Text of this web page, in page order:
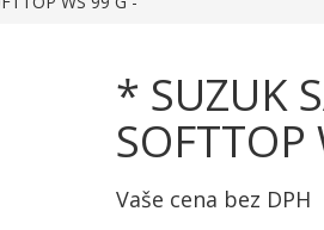
* SUZUK
SOFTTOP
Vaše cena bez DPH